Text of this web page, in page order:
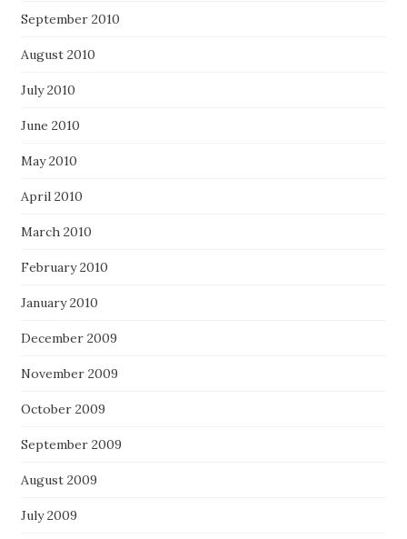
September 2010
August 2010
July 2010
June 2010
May 2010
April 2010
March 2010
February 2010
January 2010
December 2009
November 2009
October 2009
September 2009
August 2009
July 2009